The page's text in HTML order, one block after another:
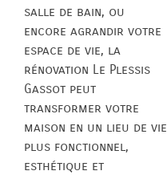
salle de bain, ou
encore agrandir votre
espace de vie, la
rénovation Le Plessis
Gassot peut
transformer votre
maison en un lieu de vie
plus fonctionnel,
esthétique et